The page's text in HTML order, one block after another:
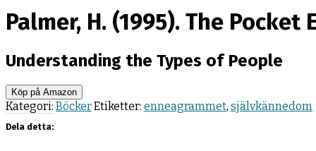
Palmer, H. (1995). The Pocket
Understanding the Types of People
Köp på Amazon
Kategori: BöckerEtiketter: enneagrammet, självkännedom
Dela detta: